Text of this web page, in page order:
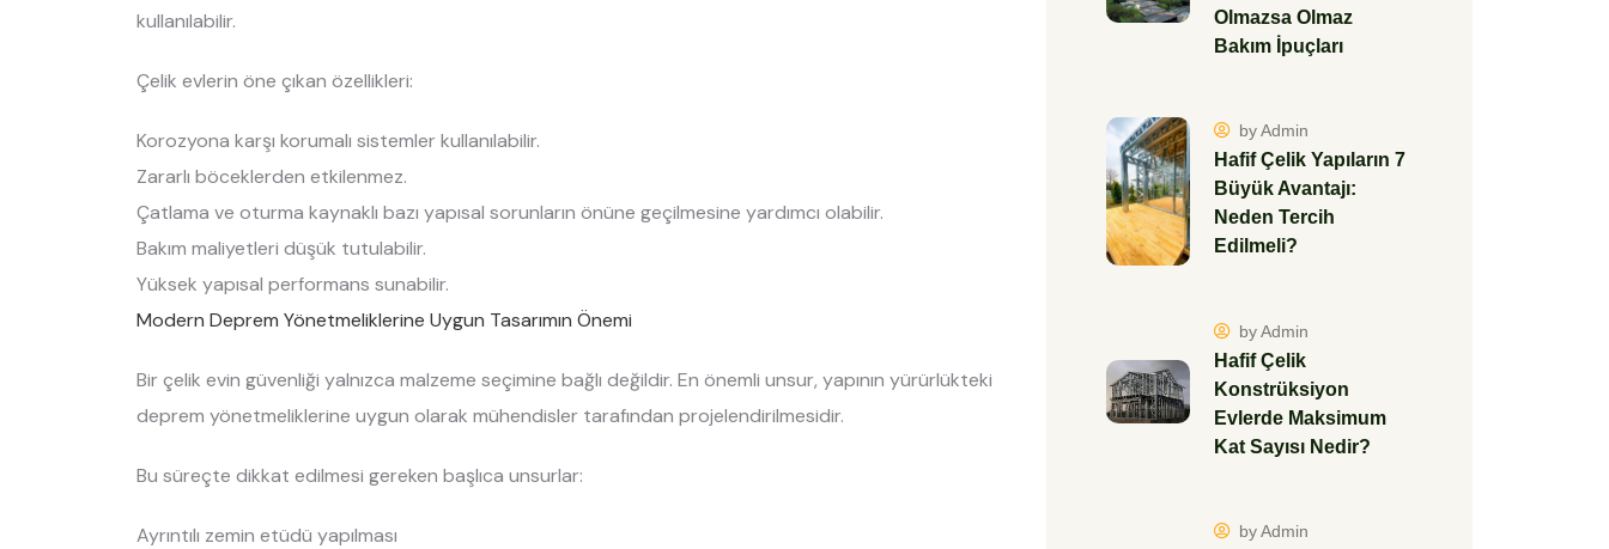
kullanılabilir.
Çelik evlerin öne çıkan özellikleri:
Korozyona karşı korumalı sistemler kullanılabilir.
Zararlı böceklerden etkilenmez.
Çatlama ve oturma kaynaklı bazı yapısal sorunların önüne geçilmesine yardımcı olabilir.
Bakım maliyetleri düşük tutulabilir.
Yüksek yapısal performans sunabilir.
Modern Deprem Yönetmeliklerine Uygun Tasarımın Önemi
Bir çelik evin güvenliği yalnızca malzeme seçimine bağlı değildir. En önemli unsur, yapının yürürlükteki
deprem yönetmeliklerine uygun olarak mühendisler tarafından projelendirilmesidir.
Bu süreçte dikkat edilmesi gereken başlıca unsurlar:
Ayrıntılı zemin etüdü yapılması
Olmazsa Olmaz
Bakım İpuçları
by Admin
Hafif Çelik Yapıların 7
Büyük Avantajı:
Neden Tercih
Edilmeli?
by Admin
Hafif Çelik
Konstrüksiyon
Evlerde Maksimum
Kat Sayısı Nedir?
by Admin